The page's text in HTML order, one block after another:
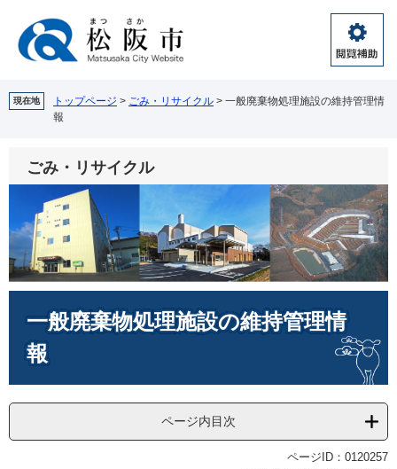
閲
覧
助
現在地 トップページ > ごみ・リサイクル > 一般廃棄物処理施設の維持管理情
報
ごみ・リサイクル
一般廃棄物処理施設の維持管理情
報
ページ内目次
ページID：0120257